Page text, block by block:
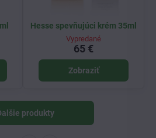
Hesse spevňujúci krém 35ml
Vypredané
65 €
Zobraziť
produkty